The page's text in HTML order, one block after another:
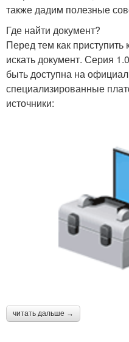
также дадим полезные
Где найти документ?
Перед тем как приступить
искать документ. Серия
быть доступна на
специализированные
источники:
читать дальше →